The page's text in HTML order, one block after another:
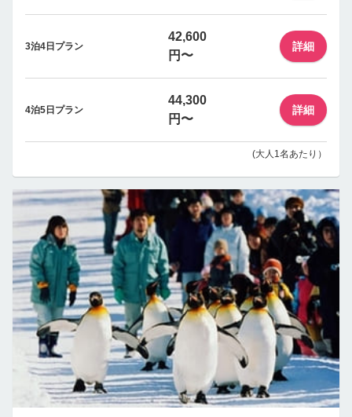
3泊4日プラン
42,600
円〜
詳細
4泊5日プラン
44,300
円〜
詳細
(大人1名あたり）